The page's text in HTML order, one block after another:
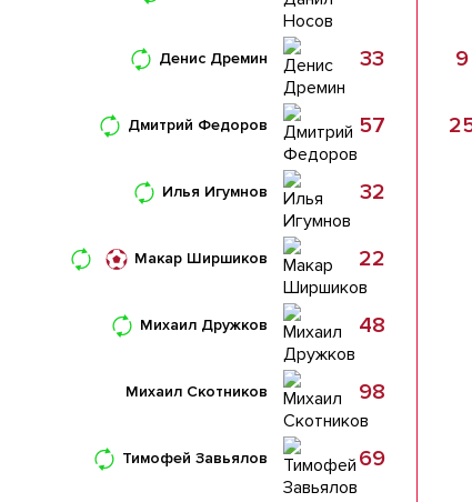
Денис Дремин 33
Дмитрий Федоров 57
Илья Игумнов 32
Макар Ширшиков 22
Михаил Дружков 48
Михаил Скотников 98
Тимофей Завьялов 69
9